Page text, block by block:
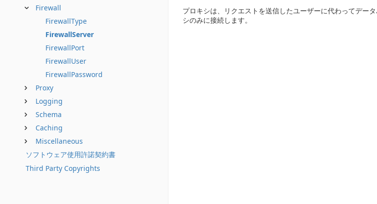
Firewall
FirewallType
FirewallServer
FirewallPort
FirewallUser
FirewallPassword
Proxy
Logging
Schema
Caching
Miscellaneous
ソフトウェア使用許諾契約書
Third Party Copyrights
プロキシは、リクエストを送信したユーザーに代わってデー
シのみに接続します。